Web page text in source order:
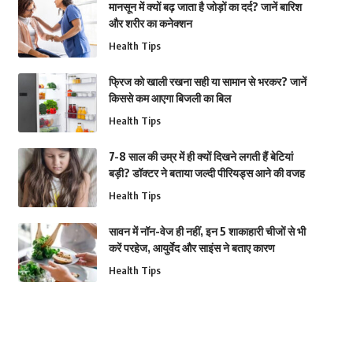
मानसून में क्यों बढ़ जाता है जोड़ों का दर्द? जानें बारिश
और शरीर का कनेक्शन
Health Tips
फ्रिज को खाली रखना सही या सामान से भरकर? जानें
किससे कम आएगा बिजली का बिल
Health Tips
7-8 साल की उम्र में ही क्यों दिखने लगती हैं बेटियां
बड़ी? डॉक्टर ने बताया जल्दी पीरियड्स आने की वजह
Health Tips
सावन में नॉन-वेज ही नहीं, इन 5 शाकाहारी चीजों से भी
करें परहेज, आयुर्वेद और साइंस ने बताए कारण
Health Tips